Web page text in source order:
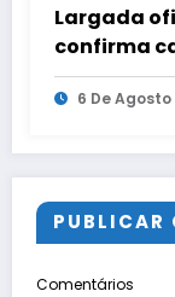
Largada
confirma
convenção
6 De Agosto
PUBLICAR
Comentários